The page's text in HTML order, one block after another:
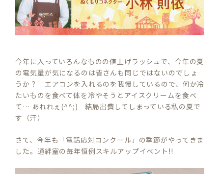
今年に入っていろんなものの値上げラッシュで、今年の夏
の電気量が気になるのは皆さんも同じではないのでしょ
うか？ エアコンを入れるのを我慢しているので、何か冷
たいものを食べて体を冷やそうとアイスクリームを食べ
て… あれれぇ(^^;) 結局出費してしまっている私の夏で
す（汗）
さて、今年も「電話応対コンクール」の季節がやってきま
した。通絆室の毎年恒例スキルアップイベント!!